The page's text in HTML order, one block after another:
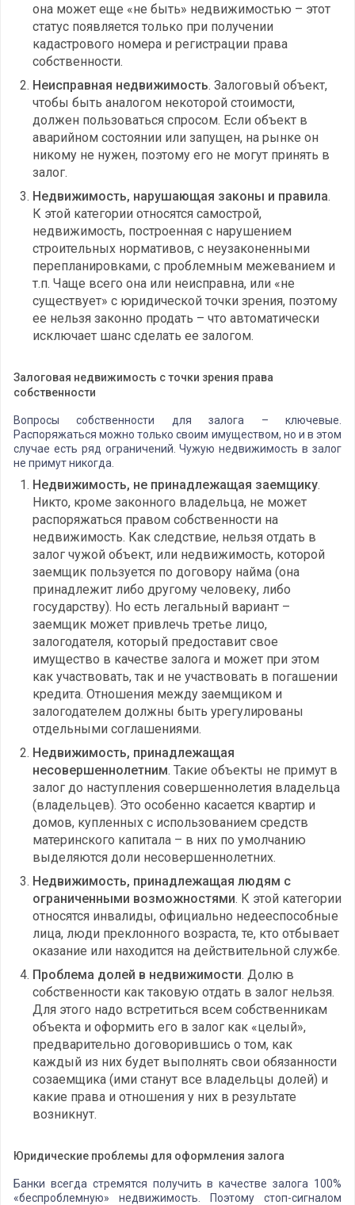
она может еще «не быть» недвижимостью – этот
статус появляется только при получении
кадастрового номера и регистрации права
собственности.
Неисправная недвижимость. Залоговый объект,
чтобы быть аналогом некоторой стоимости,
должен пользоваться спросом. Если объект в
аварийном состоянии или запущен, на рынке он
никому не нужен, поэтому его не могут принять в
залог.
Недвижимость, нарушающая законы и правила.
К этой категории относятся самострой,
недвижимость, построенная с нарушением
строительных нормативов, с неузаконенными
перепланировками, с проблемным межеванием и
т.п. Чаще всего она или неисправна, или «не
существует» с юридической точки зрения, поэтому
ее нельзя законно продать – что автоматически
исключает шанс сделать ее залогом.
Залоговая недвижимость с точки зрения права
собственности
Вопросы собственности для залога – ключевые.
Распоряжаться можно только своим имуществом, но и в этом
случае есть ряд ограничений. Чужую недвижимость в залог
не примут никогда.
Недвижимость, не принадлежащая заемщику.
Никто, кроме законного владельца, не может
распоряжаться правом собственности на
недвижимость. Как следствие, нельзя отдать в
залог чужой объект, или недвижимость, которой
заемщик пользуется по договору найма (она
принадлежит либо другому человеку, либо
государству). Но есть легальный вариант –
заемщик может привлечь третье лицо,
залогодателя, который предоставит свое
имущество в качестве залога и может при этом
как участвовать, так и не участвовать в погашении
кредита. Отношения между заемщиком и
залогодателем должны быть урегулированы
отдельными соглашениями.
Недвижимость, принадлежащая
несовершеннолетним. Такие объекты не примут в
залог до наступления совершеннолетия владельца
(владельцев). Это особенно касается квартир и
домов, купленных с использованием средств
материнского капитала – в них по умолчанию
выделяются доли несовершеннолетних.
Недвижимость, принадлежащая людям с
ограниченными возможностями. К этой категории
относятся инвалиды, официально недееспособные
лица, люди преклонного возраста, те, кто отбывает
оказание или находится на действительной службе.
Проблема долей в недвижимости. Долю в
собственности как таковую отдать в залог нельзя.
Для этого надо встретиться всем собственникам
объекта и оформить его в залог как «целый»,
предварительно договорившись о том, как
каждый из них будет выполнять свои обязанности
созаемщика (ими станут все владельцы долей) и
какие права и отношения у них в результате
возникнут.
Юридические проблемы для оформления залога
Банки всегда стремятся получить в качестве залога 100%
«беспроблемную» недвижимость. Поэтому стоп-сигналом